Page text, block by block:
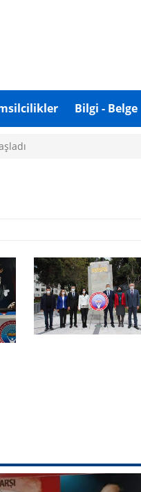
Bilgi - Belge